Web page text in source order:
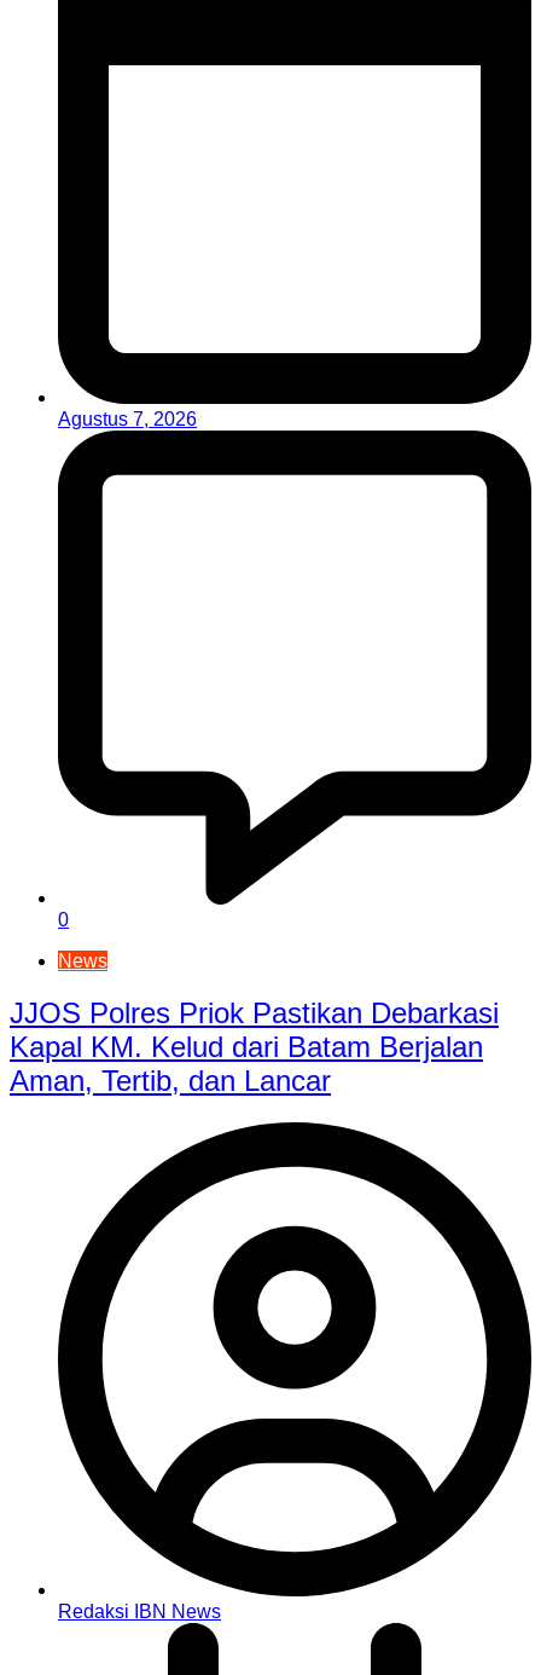
Agustus 7, 2026
0
News
JJOS Polres Priok Pastikan Debarkasi
Kapal KM. Kelud dari Batam Berjalan
Aman, Tertib, dan Lancar
Redaksi IBN News